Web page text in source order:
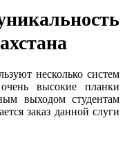
несколько систем
высокие планки
выходом студентам
заказ данной слуги